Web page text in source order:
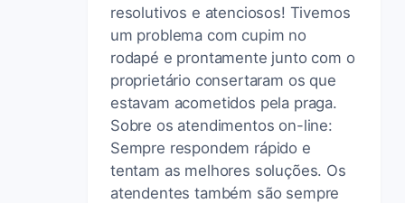
resolutivos e atenciosos! Tivemos
um problema com cupim no
rodapé e prontamente junto com o
proprietário consertaram os que
estavam acometidos pela praga.
Sobre os atendimentos on-line:
Sempre respondem rápido e
tentam as melhores soluções. Os
atendentes também são sempre